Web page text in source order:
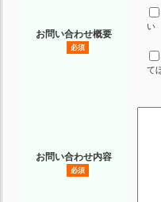
お問い合わせ概要
必須
い
て
お問い合わせ内容
必須